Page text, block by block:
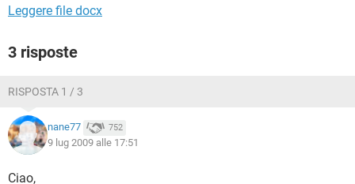
Leggere file docx
3 risposte
RISPOSTA 1 / 3
nane77 752
9 lug 2009 alle 17:51
Ciao,